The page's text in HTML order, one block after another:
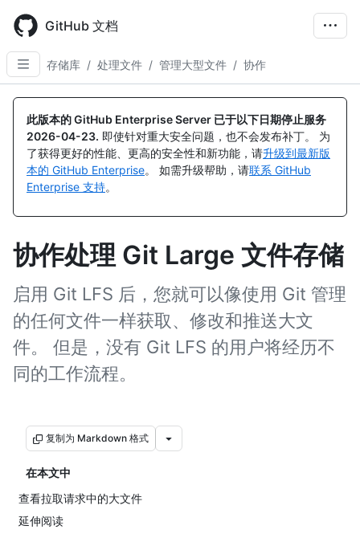
main
content
GitHub 文档
存储库 / 处理文件 / 管理大型文件 / 协作
此版本的 GitHub Enterprise Server 已于以下日期停止服务
2026-04-23. 即使针对重大安全问题，也不会发布补丁。 为
了获得更好的性能、更高的安全性和新功能，请升级到最新版
本的 GitHub Enterprise。 如需升级帮助，请联系 GitHub
Enterprise 支持。
协作处理 Git Large 文件存储
启用 Git LFS 后，您就可以像使用 Git 管理
的任何文件一样获取、修改和推送大文
件。 但是，没有 Git LFS 的用户将经历不
同的工作流程。
复制为 Markdown 格式
在本文中
查看拉取请求中的大文件
延伸阅读